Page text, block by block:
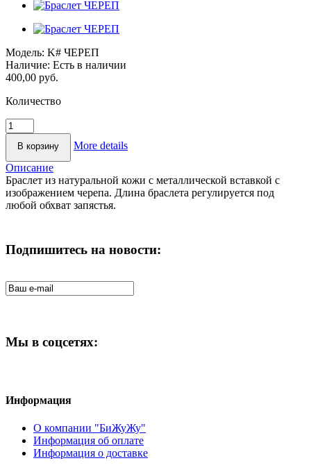
Модель: K# ЧЕРЕП
Наличие: Есть в наличии
400,00 руб.
Количество
More details
Описание
Браслет из натуральной кожи с металлической вставкой с
изображением черепа. Длина браслета регулируется под
любой обхват запястья.
Подпишитесь на новости:
Мы в соцсетях:
Информация
О компании "БиЖуЖу"
Информация об оплате
Информация о доставке